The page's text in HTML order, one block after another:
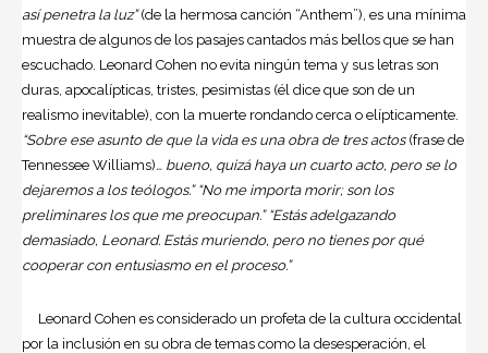
así penetra la luz”(de la hermosa canción “Anthem”), es una mínima
muestra de algunos de los pasajes cantados más bellos que se han
escuchado. Leonard Cohen no evita ningún tema y sus letras son
duras, apocalípticas, tristes, pesimistas (él dice que son de un
realismo inevitable), con la muerte rondando cerca o elípticamente.
“Sobre ese asunto de que la vida es una obra de tres actos (frase de
Tennessee Williams)… bueno, quizá haya un cuarto acto, pero se lo
dejaremos a los teólogos.” “No me importa morir; son los
preliminares los que me preocupan.” “Estás adelgazando
demasiado, Leonard. Estás muriendo, pero no tienes por qué
cooperar con entusiasmo en el proceso.”
Leonard Cohen es considerado un profeta de la cultura occidental
por la inclusión en su obra de temas como la desesperación, el